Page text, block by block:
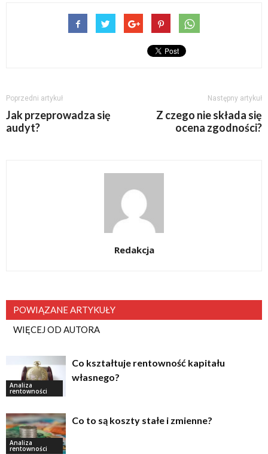
Poprzedni artykuł
Jak przeprowadza się
audyt?
Następny artykuł
Z czego nie składa się
ocena zgodności?
Redakcja
POWIĄZANE ARTYKUŁY
WIĘCEJ OD AUTORA
Analiza
rentowności
Co kształtuje rentowność kapitału
własnego?
Analiza
rentowności
Co to są koszty stałe i zmienne?